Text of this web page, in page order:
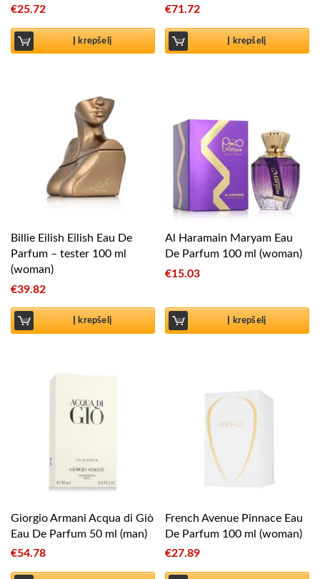
€25.72
Į krepšelį
€71.72
Į krepšelį
Billie Eilish Eilish Eau De
Parfum – tester 100 ml
(woman)
€39.82
Į krepšelį
Al Haramain Maryam Eau
De Parfum 100 ml (woman)
€15.03
Į krepšelį
Giorgio Armani Acqua di Giò
Eau De Parfum 50 ml (man)
€54.78
French Avenue Pinnace Eau
De Parfum 100 ml (woman)
€27.89